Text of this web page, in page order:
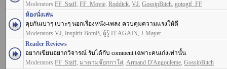
Moderators FF_Staff, FF_Movie, Roddick, VJ, GossipBitch, gotogif_FF
ห้องนั่งเล่น
คุยกันเบาๆ เบาะๆ นอกเรื่องหนัง-เพลง ควบคุมความแรงให้ดี
Moderators VJ, Inspirit-BomB, ผู้รู้ IT AGAIN, J-Mayer
Reader Reviews
อยากเขียนอยากวิจารณ์ รับได้กับ comment เฉพาะคนเก่งเท่านั้น
Moderators FF_Staff, มาดามจ๊อกกาโล่, Armand D'Angouleme, GossipBitch